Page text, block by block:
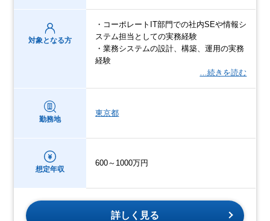
対象となる方
・コーポレートIT部門での社内SEや情報シ
ステム担当としての実務経験
・業務システムの設計、構築、運用の実務
経験
…続きを読む
勤務地
東京都
想定年収
600～1000万円
詳しく見る